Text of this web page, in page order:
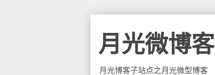
月光微博客
月光博客子站点之月光微型博客